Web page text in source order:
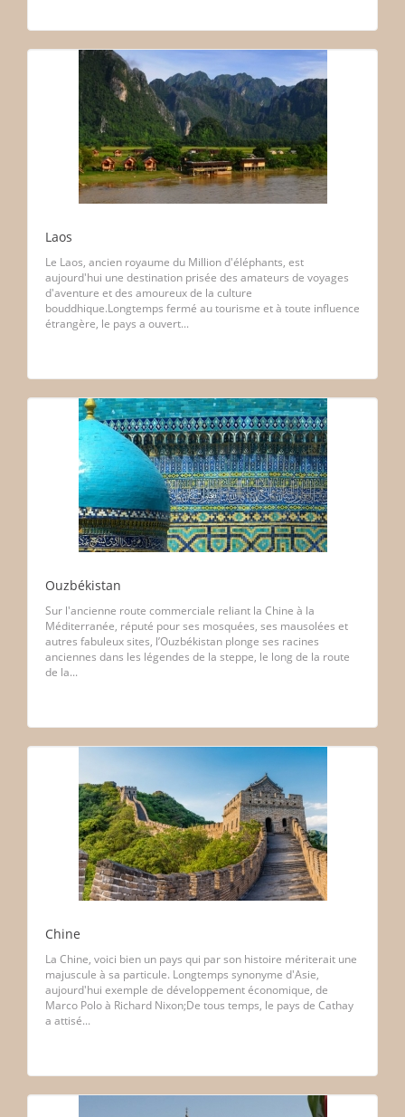
Laos
Le Laos, ancien royaume du Million d'éléphants, est
aujourd'hui une destination prisée des amateurs de voyages
d'aventure et des amoureux de la culture
bouddhique.Longtemps fermé au tourisme et à toute influence
étrangère, le pays a ouvert...
Ouzbékistan
Sur l'ancienne route commerciale reliant la Chine à la
Méditerranée, réputé pour ses mosquées, ses mausolées et
autres fabuleux sites, l’Ouzbékistan plonge ses racines
anciennes dans les légendes de la steppe, le long de la route
de la...
Chine
La Chine, voici bien un pays qui par son histoire mériterait une
majuscule à sa particule. Longtemps synonyme d'Asie,
aujourd'hui exemple de développement économique, de
Marco Polo à Richard Nixon;De tous temps, le pays de Cathay
a attisé...